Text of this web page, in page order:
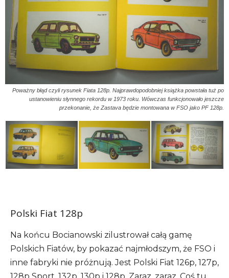
Poważny błąd czyli rysunek Fiata 128p. Najprawdopodobniej książka powstała tuż po
ustanowieniu słynnego rekordu w 1973 roku. Wówczas funkcjonowało jeszcze
przekonanie, że Zastava będzie montowana w FSO jako PF 128p.
Polski Fiat 128p
Na końcu Bocianowski zilustrował całą gamę
Polskich Fiatów, by pokazać najmłodszym, że FSO i
inne fabryki nie próżnują. Jest Polski Fiat 126p, 127p,